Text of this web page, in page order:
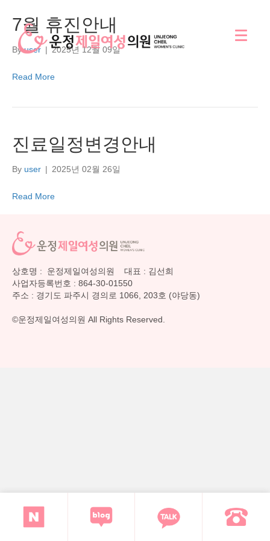
7월 휴진안내
Byuser | 2025년 12월 09일
Read More
진료일정변경안내
By user | 2025년 02월 26일
Read More
상호명 : 운정제일여성의원 대표 : 김선희
사업자등록번호 : 864-30-01550
주소 : 경기도 파주시 경의로 1066, 203호 (야당동)
©운정제일여성의원 All Rights Reserved.